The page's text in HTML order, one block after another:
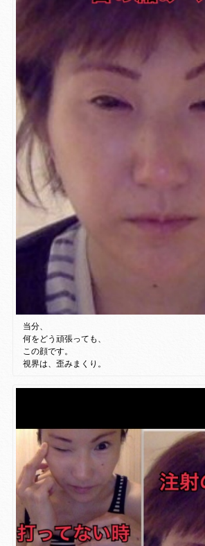
当分、
何をどう頑張っても、
この顔です。
視界は、歪みまくり。